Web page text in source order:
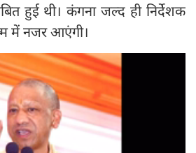
हुई थी। कंगना जल्द ही निर्देशक
में नजर आएंगी।